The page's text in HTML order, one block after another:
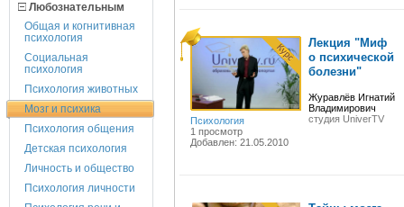
Любознательным
Общая и когнитивная
психология
Социальная
психология
Психология животных
Мозг и психика
Психология общения
Детская психология
Личность и общество
Психология личности
Психология
1 просмотр
Добавлен: 21.05.2010
Лекция "Миф
о психической
болезни"
Журавлёв Игнатий
Владимирович
студия UniverTV